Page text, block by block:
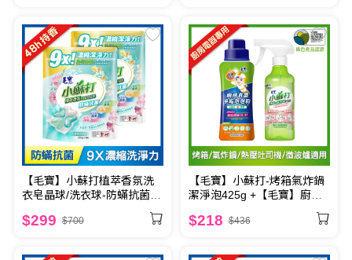
【毛寶】小蘇打植萃香氛洗
衣皂晶球/洗衣球-防蟎抗菌25
$299 $700
【毛寶】小蘇打-烤箱氣炸鍋
潔淨泡425g +【毛寶】廚房
$218 $436